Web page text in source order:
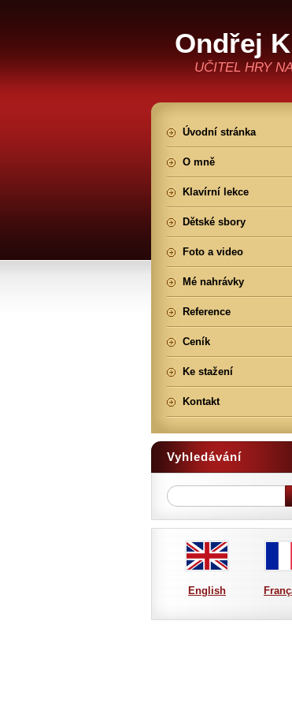
Ondřej
UČITEL HRY
Úvodní stránka
O mně
Klavírní lekce
Dětské sbory
Foto a video
Mé nahrávky
Reference
Ceník
Ke stažení
Kontakt
Vyhledávání
English